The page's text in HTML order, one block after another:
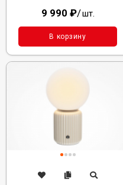
9 990 ₽/шт.
В корзину